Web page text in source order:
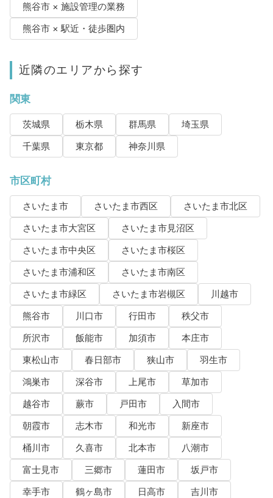
熊谷市 × 施設管理の業務
熊谷市 × 駅近・徒歩圏内
近隣のエリアから探す
関東
茨城県 栃木県 群馬県
埼玉県
千葉県
東京都 神奈川県
市区町村
さいたま市 さいたま市西区
さいたま市北区
さいたま市大宮区
さいたま市見沼区
さいたま市中央区
さいたま市桜区
さいたま市浦和区
さいたま市南区
さいたま市緑区
さいたま市岩槻区
川越市
熊谷市
川口市 行田市
秩父市
所沢市
飯能市 加須市
本庄市
東松山市
春日部市 狭山市
羽生市
鴻巣市
深谷市 上尾市
草加市
越谷市
蕨市 戸田市
入間市
朝霞市
志木市 和光市
新座市
桶川市
久喜市 北本市
八潮市
富士見市
三郷市 蓮田市
坂戸市
幸手市
鶴ヶ島市 日高市
吉川市